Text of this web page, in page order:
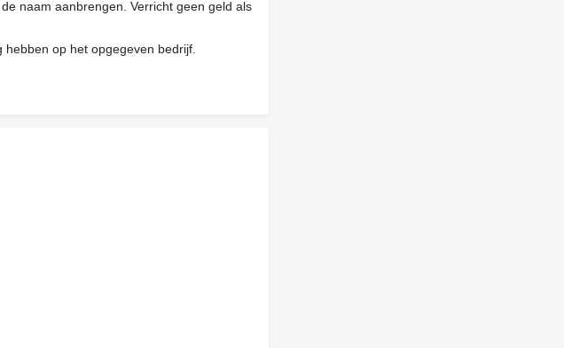
naam aanbrengen. Verricht geen geld als
op het opgegeven bedrijf.